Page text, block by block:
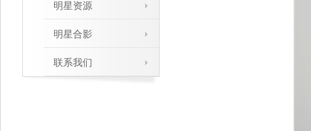
明星资源
明星合影
联系我们